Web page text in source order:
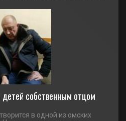
собственным отцом
в одной из омских